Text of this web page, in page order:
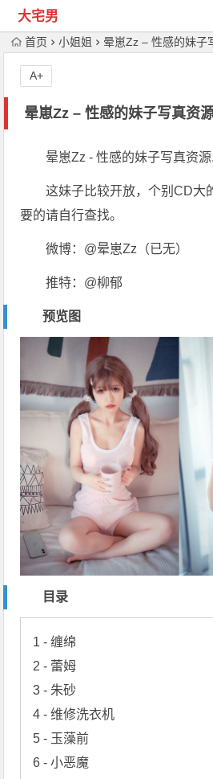
大宅男
首页 小姐姐 晕崽Zz – 性感的妹子
晕崽Zz – 性感的妹子写真资
A+
晕崽Zz - 性感的妹子写真资
这妹子比较开放，个别CD大
要的请自行查找。
微博：@晕崽Zz（已无）
推特：@柳郁
预览图
目录
1 - 缠绵
2 - 蕾姆
3 - 朱砂
4 - 维修洗衣机
5 - 玉藻前
6 - 小恶魔